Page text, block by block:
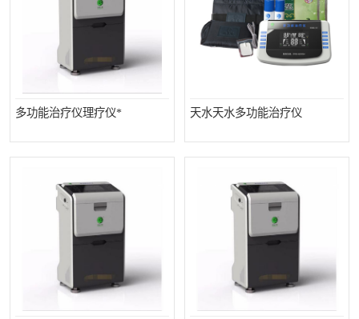
多功能治疗仪理疗仪* 天水天水多功能治疗仪